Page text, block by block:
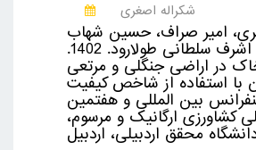
شکراله اصغری
امیر صراف، حسین شهاب
آرخازلو، علی اشرف سلطانی طولارود. 1402.
در اراضی جنگلی و مرتعی
با استفاده از شاخص کیفیت
بین المللی و هفتمین
کشاورزی ارگانیک و مرسوم،